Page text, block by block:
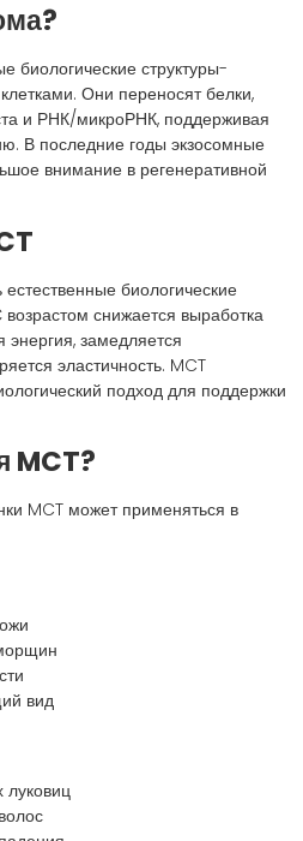
структуры-
Они переносят белки,
и РНК/микроРНК, поддерживая
В последние годы экзосомные
внимание в регенеративной
биологические
снижается выработка
энергия, замедляется
эластичность. MCT
подход для поддержки
MCT?
MCT может применяться в
вид